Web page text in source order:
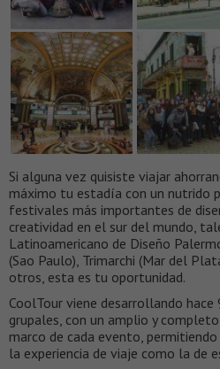
Si alguna vez quisiste viajar
máximo tu estadía con un nutrido
festivales más importantes de
creatividad en el sur del mundo,
Latinoamericano de Diseño
(Sao Paulo), Trimarchi (Mar del
otros, esta es tu oportunidad.
CoolTour viene desarrollando
grupales, con un amplio y
marco de cada evento,
la experiencia de viaje como la de